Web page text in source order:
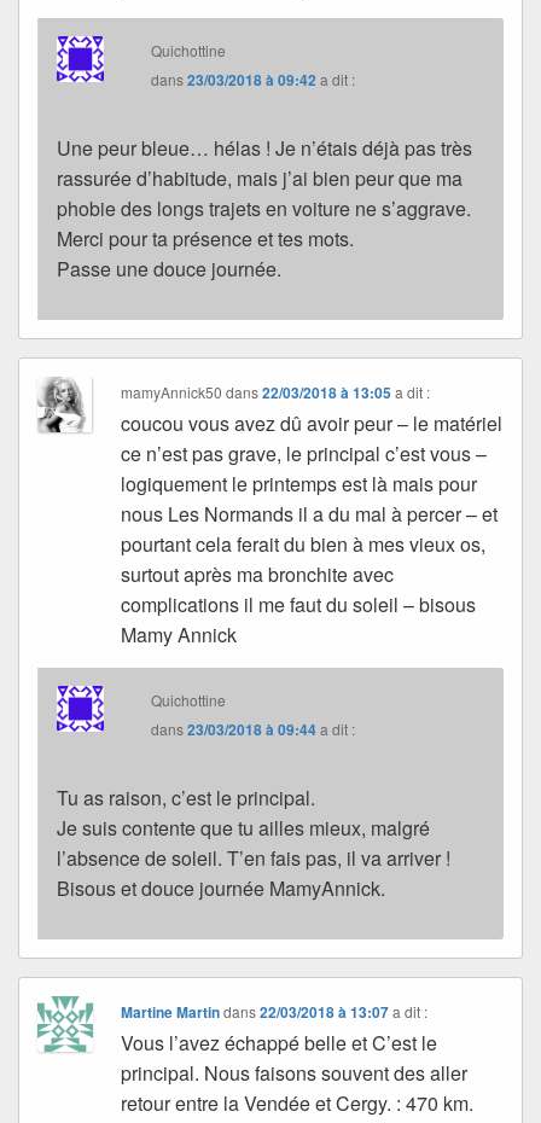
Quichottine
dans23/03/2018 à 09:42 a dit :
Une peur bleue… hélas ! Je n’étais déjà pas très
rassurée d’habitude, mais j’ai bien peur que ma
phobie des longs trajets en voiture ne s’aggrave.
Merci pour ta présence et tes mots.
Passe une douce journée.
mamyAnnick50 dans22/03/2018 à 13:05 a dit :
coucou vous avez dû avoir peur – le matériel
ce n’est pas grave, le principal c’est vous –
logiquement le printemps est là mais pour
nous Les Normands il a du mal à percer – et
pourtant cela ferait du bien à mes vieux os,
surtout après ma bronchite avec
complications il me faut du soleil – bisous
Mamy Annick
Quichottine
dans23/03/2018 à 09:44a dit :
Tu as raison, c’est le principal.
Je suis contente que tu ailles mieux, malgré
l’absence de soleil. T’en fais pas, il va arriver !
Bisous et douce journée MamyAnnick.
Martine Martindans22/03/2018 à 13:07 a dit :
Vous l’avez échappé belle et C’est le
principal. Nous faisons souvent des aller
retour entre la Vendée et Cergy. : 470 km.